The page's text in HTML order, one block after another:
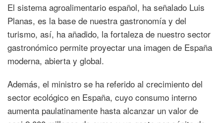
El sistema agroalimentario español, ha señalado Luis
Planas, es la base de nuestra gastronomía y del
turismo, así, ha añadido, la fortaleza de nuestro sector
gastronómico permite proyectar una imagen de España
moderna, abierta y global.
Además, el ministro se ha referido al crecimiento del
sector ecológico en España, cuyo consumo interno
aumenta paulatinamente hasta alcanzar un valor de